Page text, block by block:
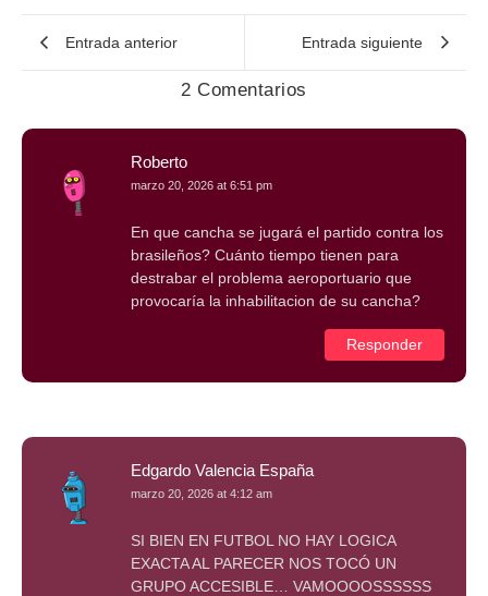
Entrada anterior Entrada siguiente
2 Comentarios
Roberto
marzo 20, 2026 at 6:51 pm
En que cancha se jugará el partido contra los
brasileños? Cuánto tiempo tienen para
destrabar el problema aeroportuario que
provocaría la inhabilitacion de su cancha?
Responder
Edgardo Valencia España
marzo 20, 2026 at 4:12 am
SI BIEN EN FUTBOL NO HAY LOGICA
EXACTA AL PARECER NOS TOCÓ UN
GRUPO ACCESIBLE… VAMOOOOSSSSSS